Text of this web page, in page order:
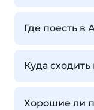
Где поесть в
Куда
Хорошие ли